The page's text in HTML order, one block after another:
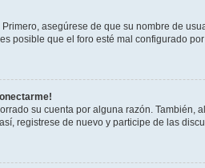
asegúrese de que su nombre de
posible que el foro esté mal configurado
su cuenta por alguna razón.
registrese de nuevo y participe de las